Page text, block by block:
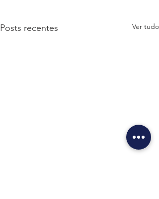
Posts recentes Ver tudo